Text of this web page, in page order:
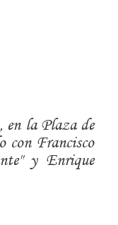
en la Plaza de
con Francisco
y Enrique